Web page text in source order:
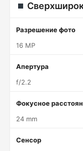
Разрешение фото
16 MP
Апертура
f/2.2
Фокусное
24 mm
Сенсор